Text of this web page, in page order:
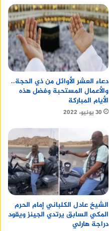
دعاء العشر الأوائل من ذي الحجة..
والأعمال المستحبة وفضل هذه
الأيام المباركة
30 يونيو، 2022
الشيخ عادل الكلباني إمام الحرم
المكي السابق يرتدي الجينز ويقود
دراجة هارلي